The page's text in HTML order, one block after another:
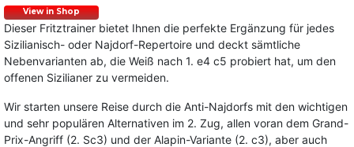
View in Shop
Dieser Fritztrainer bietet Ihnen die perfekte Ergänzung für jedes
Sizilianisch- oder Najdorf-Repertoire und deckt sämtliche
Nebenvarianten ab, die Weiß nach 1. e4 c5 probiert hat, um den
offenen Sizilianer zu vermeiden.
Wir starten unsere Reise durch die Anti-Najdorfs mit den wichtigen
und sehr populären Alternativen im 2. Zug, allen voran dem Grand-
Prix-Angriff (2. Sc3) und der Alapin-Variante (2. c3), aber auch